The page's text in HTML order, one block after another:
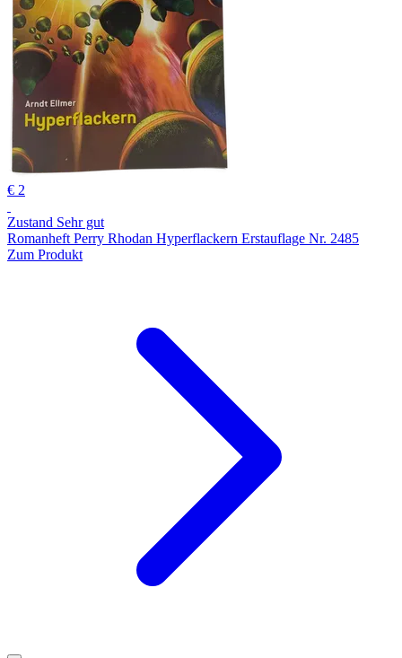
€ 2
Zustand Sehr gut
Romanheft Perry Rhodan Hyperflackern Erstauflage Nr. 2485
Zum Produkt